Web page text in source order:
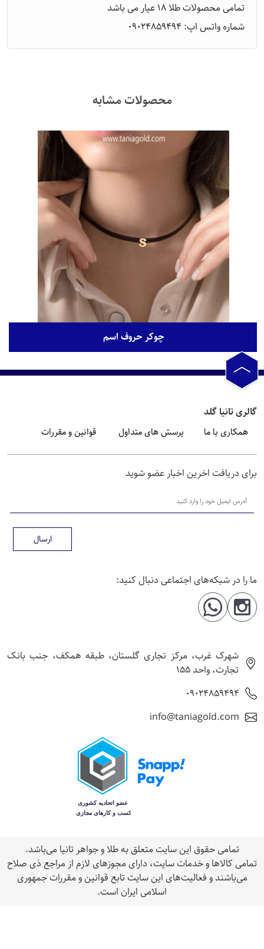
تمامی محصولات طلا 18 عیار می باشد
شماره واتس اپ: 09024859494
محصولات مشابه
چوکر حروف اسم
تانیا گلد
همکاری با ما پرسش های متداول قوانین و مقررات
دریافت اخرین اخبار عضو شوید
ارسال
را در شبکه‌های اجتماعی دنبال کنید:
شهرک غرب، مرکز تجاری گلستان، طبقه همکف، جنب بانک
تجارت، واحد 155
09024859494
info@taniagold.com
تمامی حقوق اين سایت متعلق به طلا و جواهر تانيا می‌باشد.
كالاها و خدمات سایت، داراى مجوزهای لازم از مراجع ذى صلاح
می‌باشند و فعاليت‌های اين سايت تابع قوانين و مقررات جمهوری
اسلامی ايران است.